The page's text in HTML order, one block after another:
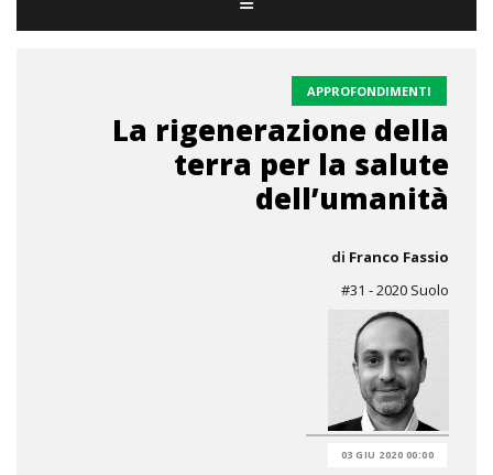
APPROFONDIMENTI
La rigenerazione della
terra per la salute
dell’umanità
di Franco Fassio
#31 - 2020 Suolo
03 GIU 2020 00:00